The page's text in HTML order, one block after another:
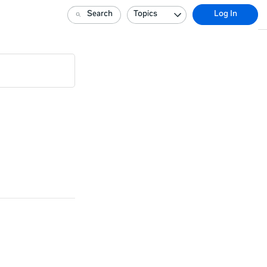
Search Topics Log In